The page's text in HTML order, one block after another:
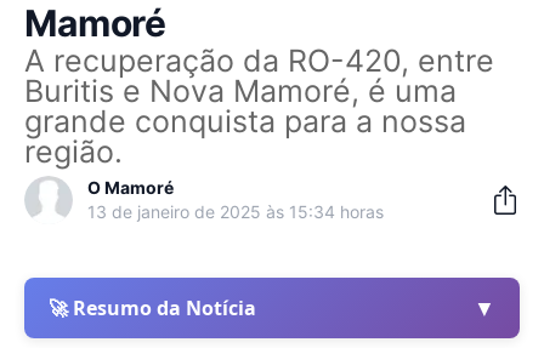
Mamoré
A recuperação da RO-420, entre
Buritis e Nova Mamoré, é uma
grande conquista para a nossa
região.
O Mamoré
13 de janeiro de 2025 às 15:34 horas
🚀 Resumo da Notícia ▼